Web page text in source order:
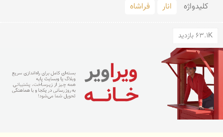
کلید‌واژه انار فراشاه
63.1K بازدید